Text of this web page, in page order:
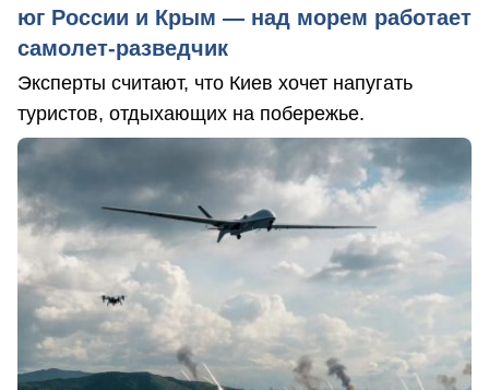
юг России и Крым — над морем работает
самолет-разведчик
Эксперты считают, что Киев хочет напугать
туристов, отдыхающих на побережье.